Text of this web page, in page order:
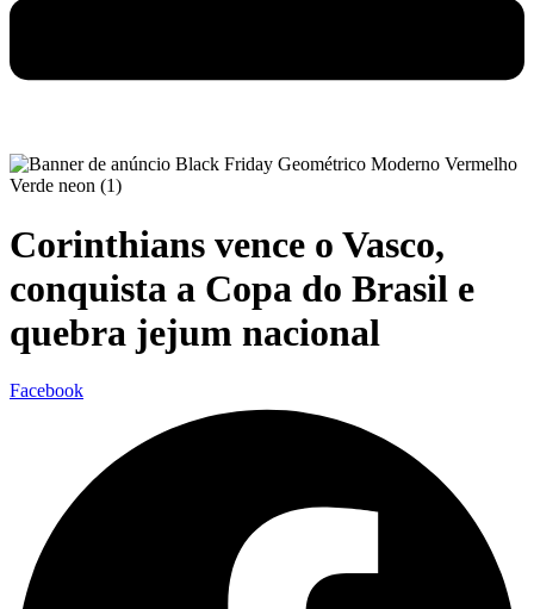
Corinthians vence o Vasco,
conquista a Copa do Brasil e
quebra jejum nacional
Facebook